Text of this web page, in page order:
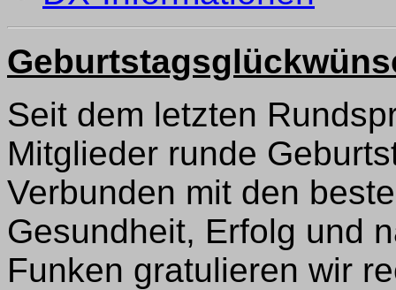
Seit dem letzten
Mitglieder runde
Verbunden mit den
Gesundheit, Erfolg und
Funken gratulieren wir